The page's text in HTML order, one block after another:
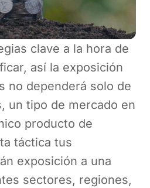
clave a la hora de
así la exposición
no dependerá solo de
un tipo de mercado en
producto de
táctica tus
exposición a una
sectores, regiones,